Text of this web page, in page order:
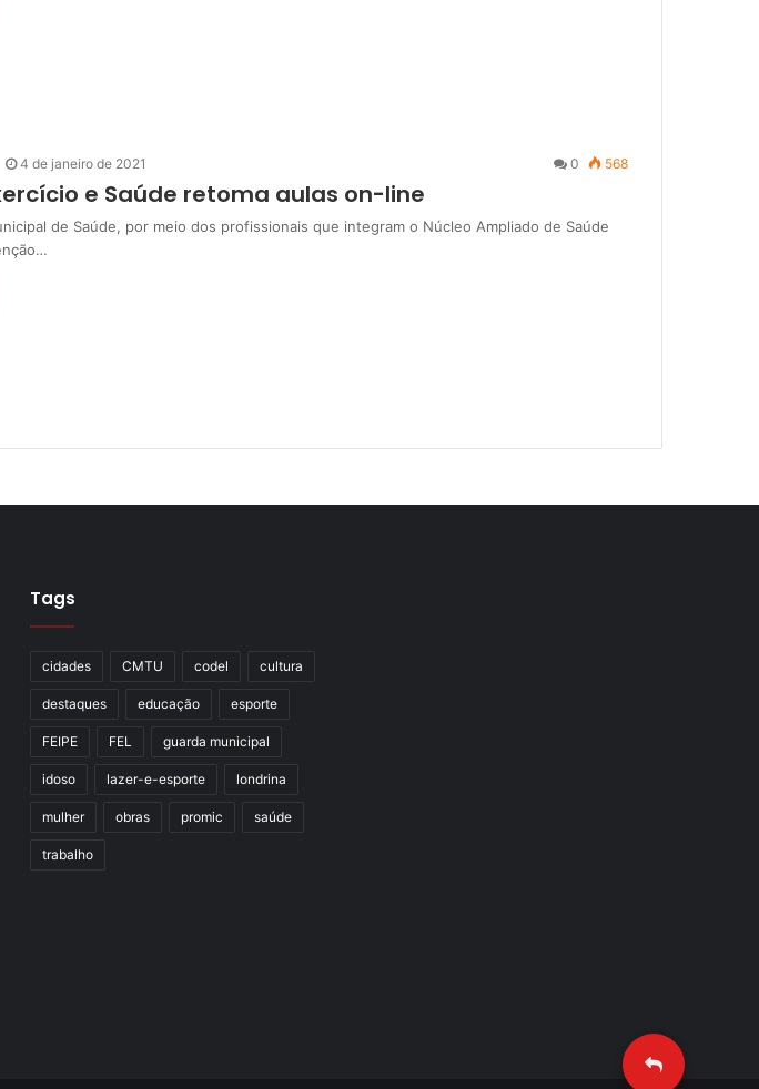
4 de janeiro de 2021 0 568
e Saúde retoma aulas on-line
de Saúde, por meio dos profissionais que integram o Núcleo Ampliado de Saúde
Tags
cidades CMTU codel cultura
destaques educação esporte
FEIPE FEL guarda municipal
idoso lazer-e-esporte londrina
mulher obras promic saúde
trabalho